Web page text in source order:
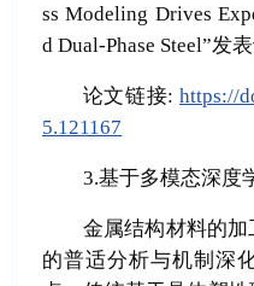
ss Modeling Drives
d Dual-Phase Steel”发
论文链接: https://
5.121167
3.基于多模态深度
金属结构材料的
的普适分析与机制深